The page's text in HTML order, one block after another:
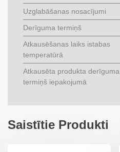
Uzglabāšanas nosacījumi
Derīguma termiņš
Atkausēšanas laiks istabas
temperatūrā
Atkausēta produkta derīguma
termiņš iepakojumā
Saistītie Produkti